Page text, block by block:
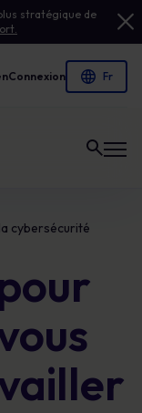
stratégique de
Connexion
cybersécurité